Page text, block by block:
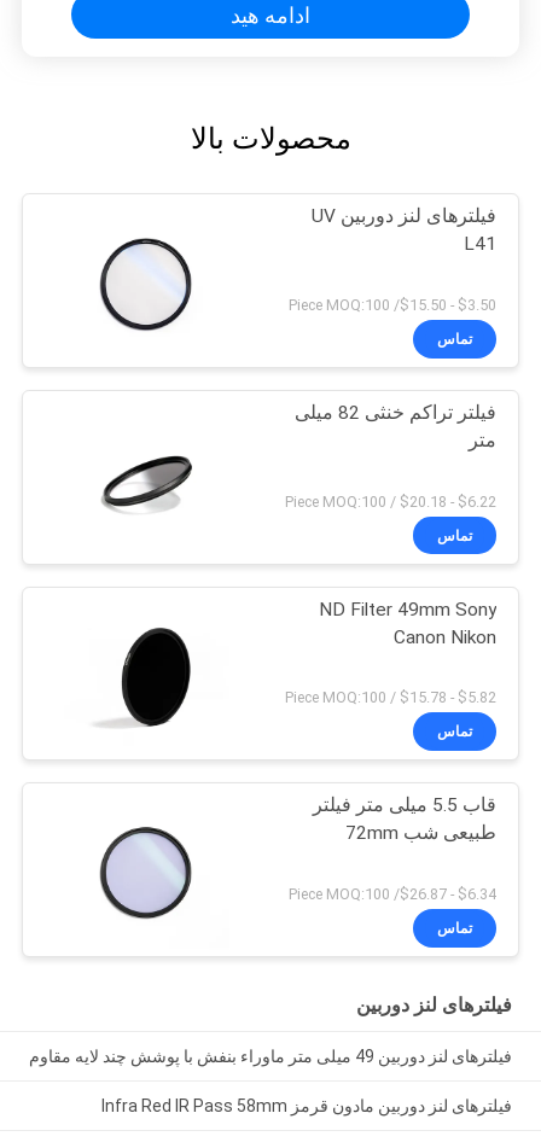
ادامه هید
محصولات بالا
فیلترهای لنز دوربین UV
L41
$3.50 - $15.50/ Piece MOQ:100
تماس
فیلتر تراکم خنثی 82 میلی
متر
$6.22 - $20.18 / Piece MOQ:100
تماس
ND Filter 49mm Sony
Canon Nikon
$5.82 - $15.78 / Piece MOQ:100
تماس
قاب 5.5 میلی متر فیلتر
طبیعی شب 72mm
$6.34 - $26.87/ Piece MOQ:100
تماس
فیلترهای لنز دوربین
فیلترهای لنز دوربین 49 میلی متر ماوراء بنفش با پوشش چند لایه مقاوم
فیلترهای لنز دوربین مادون قرمز Infra Red IR Pass 58mm